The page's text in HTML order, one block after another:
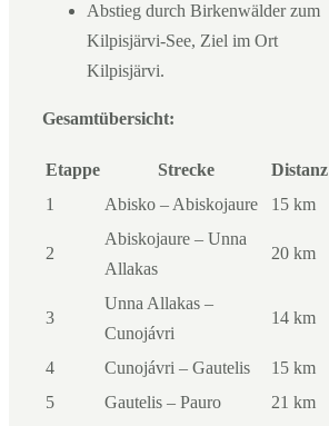
Abstieg durch Birkenwälder zum
Kilpisjärvi-See, Ziel im Ort
Kilpisjärvi.
Gesamtübersicht:
Etappe Strecke
Distanz
1
Abisko – Abiskojaure 15 km
2
Abiskojaure – Unna
Allakas
20 km
3
Unna Allakas –
Cunojávri
14 km
4 Cunojávri – Gautelis
15 km
5
Gautelis – Pauro
21 km